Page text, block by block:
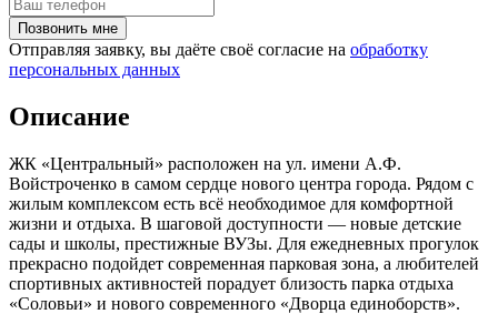
Отправляя заявку, вы даёте своё согласие на обработку
персональных данных
Описание
ЖК «Центральный» расположен на ул. имени А.Ф.
Войстроченко в самом сердце нового центра города. Рядом с
жилым комплексом есть всё необходимое для комфортной
жизни и отдыха. В шаговой доступности — новые детские
сады и школы, престижные ВУЗы. Для ежедневных прогулок
прекрасно подойдет современная парковая зона, а любителей
спортивных активностей порадует близость парка отдыха
«Соловьи» и нового современного «Дворца единоборств».